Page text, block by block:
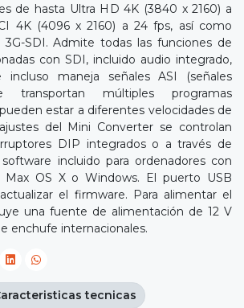
de hasta Ultra HD 4K (3840 x 2160) a
4K (4096 x 2160) a 24 fps, así como
SDI. Admite todas las funciones de
con SDI, incluido audio integrado,
incluso maneja señales ASI (señales
transportan múltiples programas
estar a diferentes velocidades de
del Mini Converter se controlan
DIP integrados o a través de
incluido para ordenadores con
Max OS X o Windows. El puerto USB
el firmware. Para alimentar el
una fuente de alimentación de 12 V
enchufe internacionales.
tecnicas